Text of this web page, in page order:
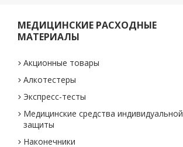
МЕДИЦИНСКИЕ РАСХОДНЫЕ
МАТЕРИАЛЫ
Акционные товары
Алкотестеры
Экспресс-тесты
Медицинские средства индивидуальной
защиты
Наконечники